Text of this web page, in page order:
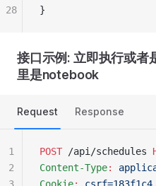
}
28
接口示例: 立即执行或者
里是notebook
Request Response
POST /api/schedules
Content-Type:
1
2